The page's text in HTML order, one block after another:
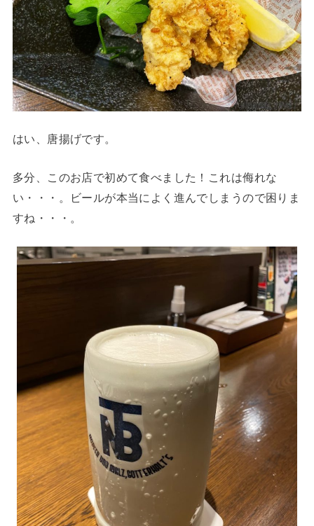
はい、唐揚げです。
多分、このお店で初めて食べました！これは侮れな
い・・・。ビールが本当によく進んでしまうので困りま
すね・・・。